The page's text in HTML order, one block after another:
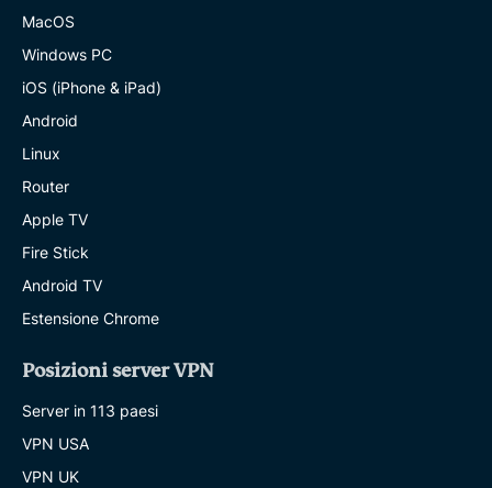
MacOS
Windows PC
iOS (iPhone & iPad)
Android
Linux
Router
Apple TV
Fire Stick
Android TV
Estensione Chrome
Posizioni server VPN
Server in 113 paesi
VPN USA
VPN UK